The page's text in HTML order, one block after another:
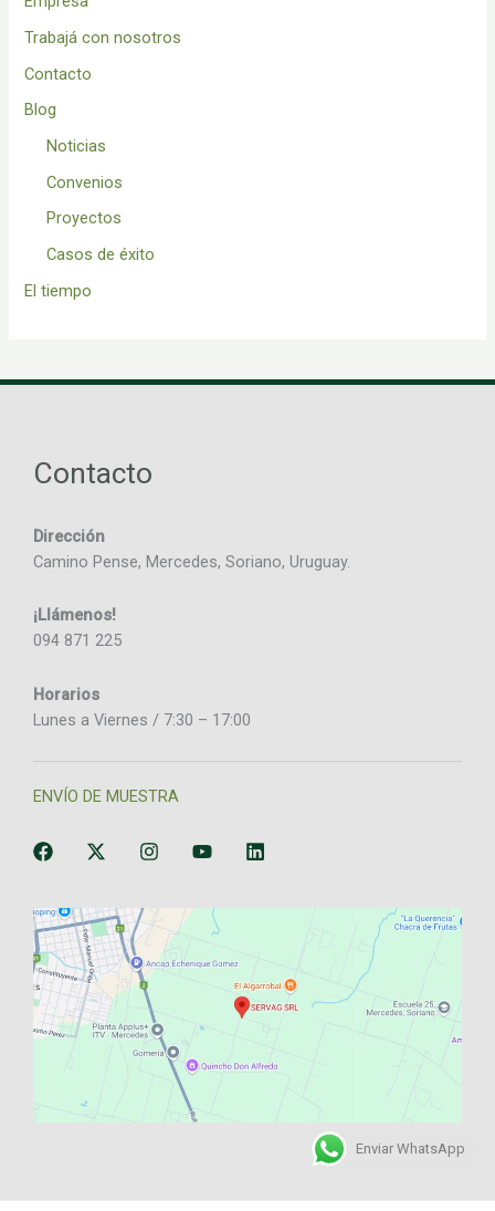
Trabajá con nosotros
Contacto
Blog
Noticias
Convenios
Proyectos
Casos de éxito
El tiempo
Contacto
Dirección
Camino Pense, Mercedes, Soriano, Uruguay.
¡Llámenos!
094 871 225
Horarios
Lunes a Viernes / 7:30 – 17:00
ENVÍO DE MUESTRA
Enviar WhatsApp